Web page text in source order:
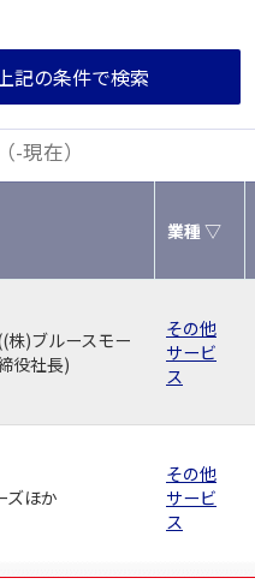
記の条件で検索
（-現在）
業種 ▽
株)ブルースモー
役社長)
その他
サービ
ス
ズほか
その他
サービ
ス